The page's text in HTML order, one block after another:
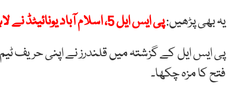
یہ بھی پڑھیں:پی ایس ایل 5، اسلام آباد یونائیٹڈ نے لاہور قلندرز کو شکست دے دی
فتح کا مزہ چکھا۔